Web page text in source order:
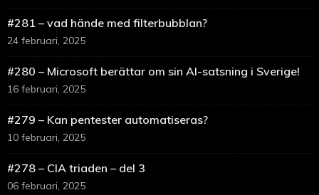
#281 – vad hände med filterbubblan?
24 februari, 2025
#280 – Microsoft berättar om sin AI-satsning i Sverige!
16 februari, 2025
#279 – Kan pentester automatiseras?
10 februari, 2025
#278 – CIA triaden – del 3
06 februari, 2025